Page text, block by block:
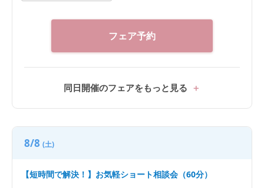
フェア予約
同日開催のフェアをもっと見る
8/8 (土)
【短時間で解決！】お気軽ショート相談会（60分）